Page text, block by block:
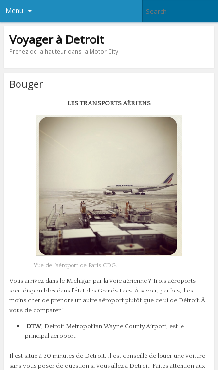
Menu
Voyager à Detroit
Prenez de la hauteur dans la Motor City
Bouger
LES TRANSPORTS AÉRIENS
Vue de l’aéroport de Paris CDG.
Vous arrivez dans le Michigan par la voie aérienne ? Trois aéroports
sont disponibles dans l’État des Grands Lacs. À savoir, parfois, il est
moins cher de prendre un autre aéroport plutôt que celui de Détroit. À
vous de comparer !
DTW, Detroit Metropolitan Wayne County Airport, est le
principal aéroport.
Il est situé à 30 minutes de Détroit. Il est conseillé de louer une voiture
sans vous poser de question si vous allez à Détroit. Faites attention aux